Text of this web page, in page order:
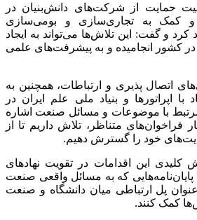
حمایت از شرکت‌های دانش‌بنیان در
و کمک به تجاری‌سازی و بومی‌سازی
کرد و گفت: این تلاش‌ها می‌تواند به ایجاد
در کشور انجامیده و به پیشرفت‌های علمی
اتصال‌ پذیری و ارتباطات، همچنین به
اپراتورها و بنیاد ملی علم ایران در
مرتبط با موضوعات و مسائل صنعت اشاره
فراخوان‌های متناظر، تلاش داریم تا از
خود را گسترش دهیم.
کلیدی این اقدامات در تقویت نهادهای
که به مسائل واقعی صنعت
عنوان پل ارتباطی میان دانشگاه و صنعت
کمک کنند.